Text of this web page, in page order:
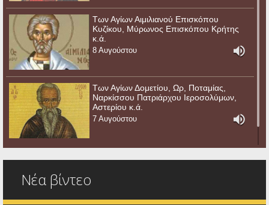
Των Αγίων Αιμιλιανού Επισκόπου
Κυζίκου, Μύρωνος Επισκόπου Κρήτης
κ.ά.
8 Αυγούστου
Των Αγίων Δομετίου, Ωρ, Ποταμίας,
Ναρκίσσου Πατριάρχου Ιεροσολύμων,
Αστερίου κ.ά.
7 Αυγούστου
Νέα βίντεο